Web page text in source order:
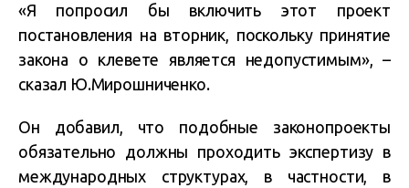
«Я попросил бы включить этот проект
постановления на вторник, поскольку принятие
закона о клевете является недопустимым», –
сказал Ю.Мирошниченко.
Он добавил, что подобные законопроекты
обязательно должны проходить экспертизу в
международных структурах, в частности, в